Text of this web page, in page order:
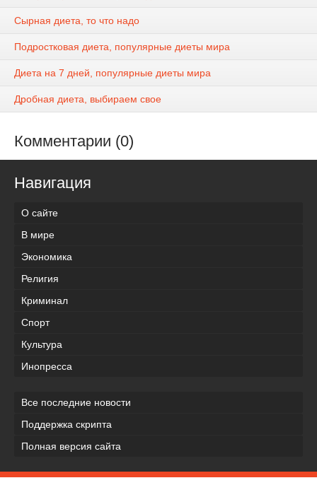
Сырная диета, то что надо
Подростковая диета, популярные диеты мира
Диета на 7 дней, популярные диеты мира
Дробная диета, выбираем свое
Комментарии (0)
Навигация
О сайте
В мире
Экономика
Религия
Криминал
Спорт
Культура
Инопресса
Все последние новости
Поддержка скрипта
Полная версия сайта